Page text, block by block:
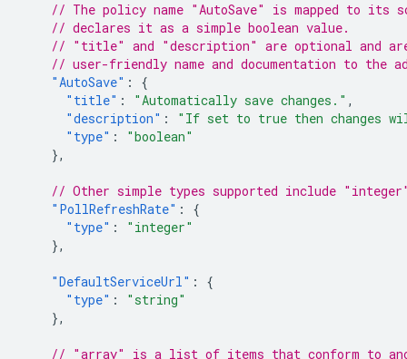
// The policy name "AutoSave" is mapped to its
// declares it as a simple boolean value.
// "title" and "description" are optional and are
// user-friendly name and documentation to the
"AutoSave" :
{
"title" : "Automatically save changes." ,
"description" :
"If set to true then changes
"type" :
"boolean"
},
// Other simple types supported include
"PollRefreshRate" :
{
"type" :
"integer"
},
"DefaultServiceUrl" :
{
"type" :
"string"
},
// "array" is a list of items that conform to